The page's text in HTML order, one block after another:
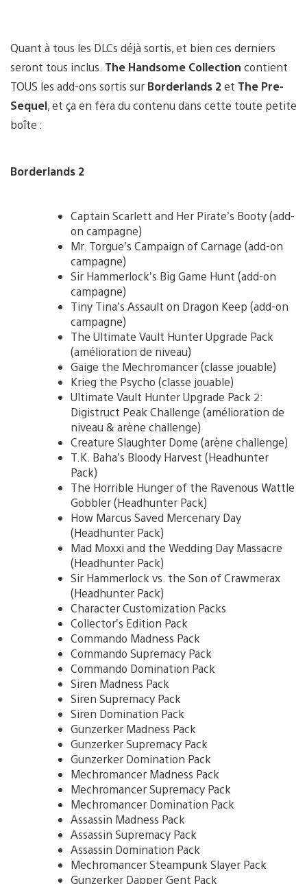
Quant à tous les DLCs déjà sortis, et bien ces derniers
seront tous inclus. The Handsome Collection contient
TOUS les add-ons sortis sur Borderlands 2et The Pre-
Sequel, et ça en fera du contenu dans cette toute petite
boîte :
Borderlands 2
Captain Scarlett and Her Pirate’s Booty (add-
on campagne)
Mr. Torgue’s Campaign of Carnage (add-on
campagne)
Sir Hammerlock’s Big Game Hunt (add-on
campagne)
Tiny Tina’s Assault on Dragon Keep (add-on
campagne)
The Ultimate Vault Hunter Upgrade Pack
(amélioration de niveau)
Gaige the Mechromancer (classe jouable)
Krieg the Psycho (classe jouable)
Ultimate Vault Hunter Upgrade Pack 2:
Digistruct Peak Challenge (amélioration de
niveau & arène challenge)
Creature Slaughter Dome (arène challenge)
T.K. Baha’s Bloody Harvest (Headhunter
Pack)
The Horrible Hunger of the Ravenous Wattle
Gobbler (Headhunter Pack)
How Marcus Saved Mercenary Day
(Headhunter Pack)
Mad Moxxi and the Wedding Day Massacre
(Headhunter Pack)
Sir Hammerlock vs. the Son of Crawmerax
(Headhunter Pack)
Character Customization Packs
Collector’s Edition Pack
Commando Madness Pack
Commando Supremacy Pack
Commando Domination Pack
Siren Madness Pack
Siren Supremacy Pack
Siren Domination Pack
Gunzerker Madness Pack
Gunzerker Supremacy Pack
Gunzerker Domination Pack
Mechromancer Madness Pack
Mechromancer Supremacy Pack
Mechromancer Domination Pack
Assassin Madness Pack
Assassin Supremacy Pack
Assassin Domination Pack
Mechromancer Steampunk Slayer Pack
Gunzerker Dapper Gent Pack